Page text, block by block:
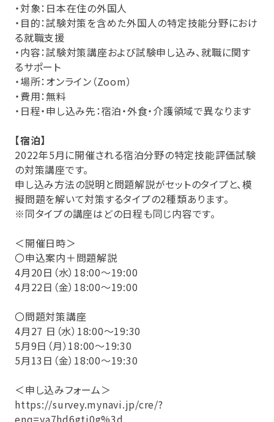
・対象：日本在住の外国人
・目的：試験対策を含めた外国人の特定技能分野におけ
る就職支援
・内容：試験対策講座および試験申し込み、就職に関す
るサポート
・場所：オンライン（Zoom）
・費用：無料
・日程・申し込み先：宿泊・外食・介護領域で異なります
【宿泊】
2022年5月に開催される宿泊分野の特定技能評価試験
の対策講座です。
申し込み方法の説明と問題解説がセットのタイプと、模
擬問題を解いて対策するタイプの2種類あります。
※同タイプの講座はどの日程も同じ内容です。
＜開催日時＞
〇申込案内＋問題解説
4月20日（水）18:00～19:00
4月22日（金）18:00～19:00
〇問題対策講座
4月27 日（水）18:00～19:30
5月9日（月）18:00～19:30
5月13日（金）18:00～19:30
＜申し込みフォーム＞
https://survey.mynavi.jp/cre/?
enq=ya7hd6gtj0g%3d